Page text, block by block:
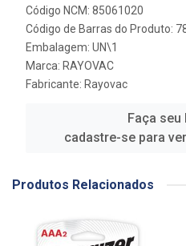
Código NCM: 85061020
Código de Barras do Produto:
Embalagem: UN\1
Marca: RAYOVAC
Fabricante: Rayovac
Faça
cadastre-se para
Produtos Relacionados